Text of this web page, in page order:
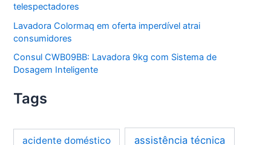
telespectadores
Lavadora Colormaq em oferta imperdível atrai
consumidores
Consul CWB09BB: Lavadora 9kg com Sistema de
Dosagem Inteligente
Tags
acidente doméstico assistência técnica